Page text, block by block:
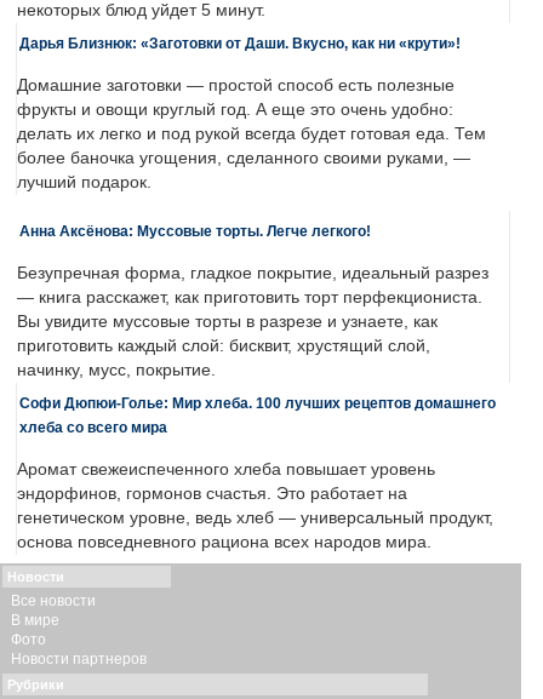
некоторых блюд уйдет 5 минут.
Дарья Близнюк: «Заготовки от Даши. Вкусно, как ни «крути»!
Домашние заготовки — простой способ есть полезные
фрукты и овощи круглый год. А еще это очень удобно:
делать их легко и под рукой всегда будет готовая еда. Тем
более баночка угощения, сделанного своими руками, —
лучший подарок.
Анна Аксёнова: Муссовые торты. Легче легкого!
Безупречная форма, гладкое покрытие, идеальный разрез
— книга расскажет, как приготовить торт перфекциониста.
Вы увидите муссовые торты в разрезе и узнаете, как
приготовить каждый слой: бисквит, хрустящий слой,
начинку, мусс, покрытие.
Софи Дюпюи-Голье: Мир хлеба. 100 лучших рецептов домашнего
хлеба со всего мира
Аромат свежеиспеченного хлеба повышает уровень
эндорфинов, гормонов счастья. Это работает на
генетическом уровне, ведь хлеб — универсальный продукт,
основа повседневного рациона всех народов мира.
Новости
Все новости
В мире
Фото
Новости партнеров
Рубрики